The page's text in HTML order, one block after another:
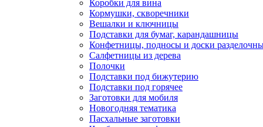
Коробки для вина
Кормушки, скворечники
Вешалки и ключницы
Подставки для бумаг, карандашницы
Конфетницы, подносы и доски
Салфетницы из дерева
Полочки
Подставки под бижутерию
Подставки под горячее
Заготовки для мобиля
Новогодняя тематика
Пасхальные заготовки